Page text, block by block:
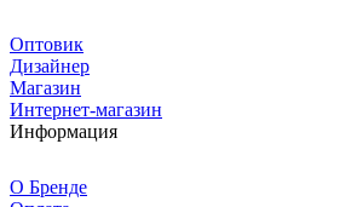
Оптовик
Дизайнер
Магазин
Интернет-магазин
Информация
О Бренде